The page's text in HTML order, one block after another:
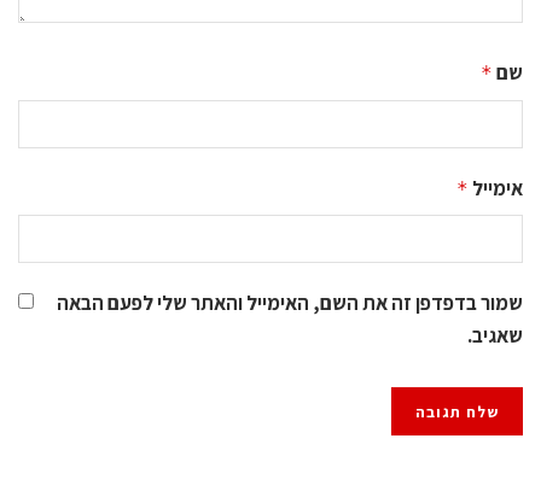
שם *
אימייל *
שמור בדפדפן זה את השם, האימייל והאתר שלי לפעם הבאה
שאגיב.